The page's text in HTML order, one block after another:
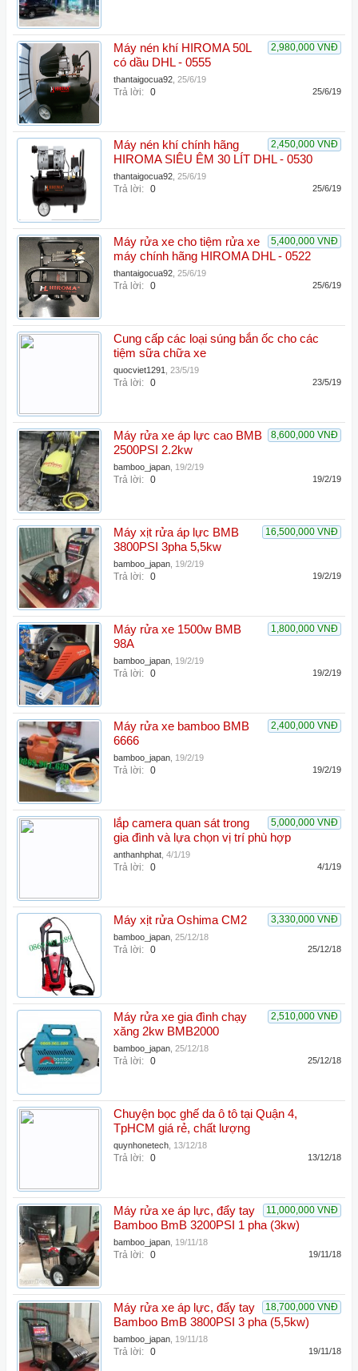
2,980,000 VNĐ
Máy nén khí HIROMA 50L
có dầu DHL - 0555
thantaigocua92 25/6/19
Trả lời: 0 25/6/19
2,450,000 VNĐ
Máy nén khí chính hãng
HIROMA SIÊU ÊM 30 LÍT DHL - 0530
thantaigocua92 25/6/19
Trả lời: 0 25/6/19
5,400,000 VNĐ
Máy rửa xe cho tiệm rửa xe
máy chính hãng HIROMA DHL - 0522
thantaigocua92 25/6/19
Trả lời: 0 25/6/19
Cung cấp các loại súng bắn ốc cho các
tiệm sữa chữa xe
quocviet1291 23/5/19
Trả lời: 0 23/5/19
8,600,000 VNĐ
Máy rửa xe áp lực cao BMB
2500PSI 2.2kw
bamboo_japan 19/2/19
Trả lời: 0 19/2/19
16,500,000 VNĐ
Máy xịt rửa áp lực BMB
3800PSI 3pha 5,5kw
bamboo_japan 19/2/19
Trả lời: 0 19/2/19
1,800,000 VNĐ
Máy rửa xe 1500w BMB
98A
bamboo_japan 19/2/19
Trả lời: 0 19/2/19
2,400,000 VNĐ
Máy rửa xe bamboo BMB
6666
bamboo_japan 19/2/19
Trả lời: 0 19/2/19
5,000,000 VNĐ
lắp camera quan sát trong
gia đình và lựa chọn vị trí phù hợp
anthanhphat 4/1/19
Trả lời: 0 4/1/19
3,330,000 VNĐ
Máy xịt rửa Oshima CM2
bamboo_japan 25/12/18
Trả lời: 0 25/12/18
2,510,000 VNĐ
Máy rửa xe gia đình chạy
xăng 2kw BMB2000
bamboo_japan 25/12/18
Trả lời: 0 25/12/18
Chuyện bọc ghế da ô tô tại Quận 4,
TpHCM giá rẻ, chất lượng
quynhonetech 13/12/18
Trả lời: 0 13/12/18
11,000,000 VNĐ
Máy rửa xe áp lực, đẩy tay
Bamboo BmB 3200PSI 1 pha (3kw)
bamboo_japan 19/11/18
Trả lời: 0 19/11/18
18,700,000 VNĐ
Máy rửa xe áp lực, đẩy tay
Bamboo BmB 3800PSI 3 pha (5,5kw)
bamboo_japan 19/11/18
Trả lời: 0 19/11/18